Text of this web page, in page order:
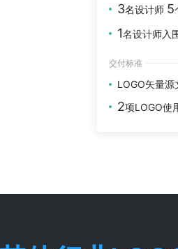
3名设计师 5
1名设计师入
交付标准
LOGO矢量源
2项LOGO使